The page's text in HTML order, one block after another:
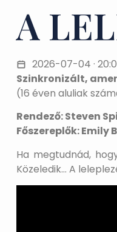
A
2026-07-04 ·
Szinkronizált,
(16 éven aluliak
Rendező: Steven
Főszereplők: Emily
Ha megtudnád,
Közeledik… A